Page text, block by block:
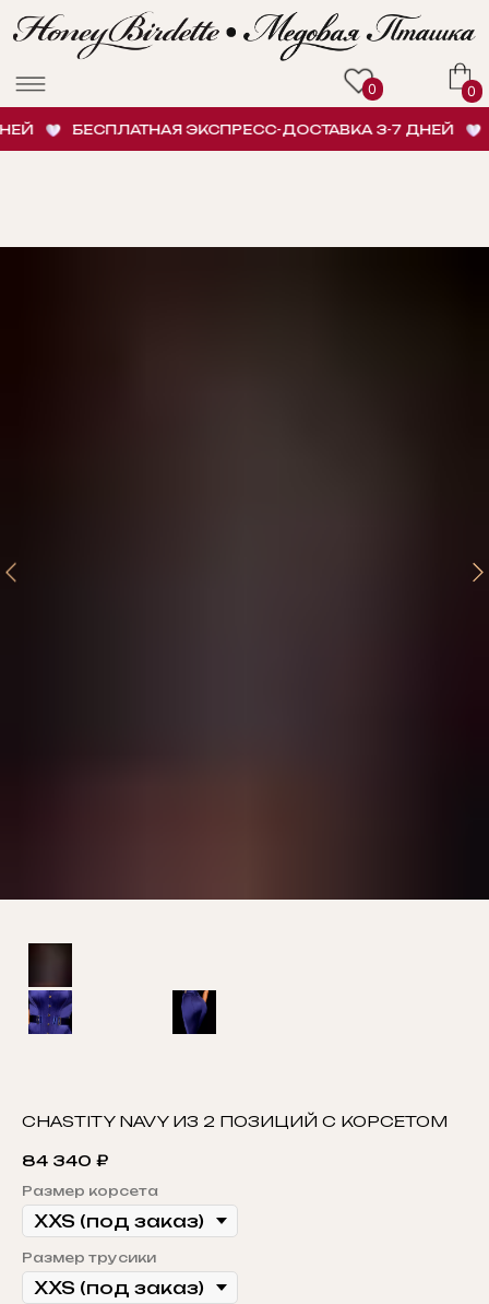
БЕСПЛАТНАЯ ЭКСПРЕСС-ДОСТАВКА 3-7 ДНЕЙ
CHASTITY NAVY ИЗ 2 ПОЗИЦИЙ С КОРСЕТОМ
84 340 ₽
Размер корсета
Размер трусики